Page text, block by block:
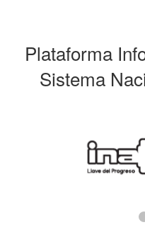
Plataforma
Sistema